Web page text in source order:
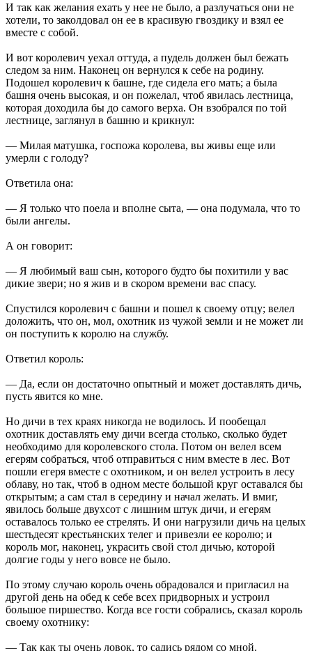
И так как желания ехать у нее не было, а разлучаться они не
хотели, то заколдовал он ее в красивую гвоздику и взял ее
вместе с собой.
И вот королевич уехал оттуда, а пудель должен был бежать
следом за ним. Наконец он вернулся к себе на родину.
Подошел королевич к башне, где сидела его мать; а была
башня очень высокая, и он пожелал, чтоб явилась лестница,
которая доходила бы до самого верха. Он взобрался по той
лестнице, заглянул в башню и крикнул:
— Милая матушка, госпожа королева, вы живы еще или
умерли с голоду?
Ответила она:
— Я только что поела и вполне сыта, — она подумала, что то
были ангелы.
А он говорит:
— Я любимый ваш сын, которого будто бы похитили у вас
дикие звери; но я жив и в скором времени вас спасу.
Спустился королевич с башни и пошел к своему отцу; велел
доложить, что он, мол, охотник из чужой земли и не может ли
он поступить к королю на службу.
Ответил король:
— Да, если он достаточно опытный и может доставлять дичь,
пусть явится ко мне.
Но дичи в тех краях никогда не водилось. И пообещал
охотник доставлять ему дичи всегда столько, сколько будет
необходимо для королевского стола. Потом он велел всем
егерям собраться, чтоб отправиться с ним вместе в лес. Вот
пошли егеря вместе с охотником, и он велел устроить в лесу
облаву, но так, чтоб в одном месте большой круг оставался бы
открытым; а сам стал в середину и начал желать. И вмиг,
явилось больше двухсот с лишним штук дичи, и егерям
оставалось только ее стрелять. И они нагрузили дичь на целых
шестьдесят крестьянских телег и привезли ее королю; и
король мог, наконец, украсить свой стол дичью, которой
долгие годы у него вовсе не было.
По этому случаю король очень обрадовался и пригласил на
другой день на обед к себе всех придворных и устроил
большое пиршество. Когда все гости собрались, сказал король
своему охотнику:
— Так как ты очень ловок, то садись рядом со мной.